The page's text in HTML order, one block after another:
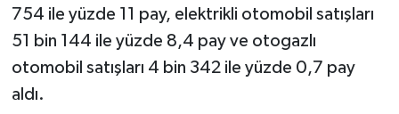
754 ile yüzde 11 pay, elektrikli otomobil satışları
51 bin 144 ile yüzde 8,4 pay ve otogazlı
otomobil satışları 4 bin 342 ile yüzde 0,7 pay
aldı.